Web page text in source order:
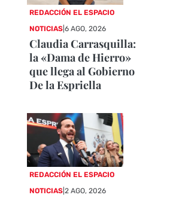
REDACCIÓN EL ESPACIO
NOTICIAS |6 AGO, 2026
Claudia Carrasquilla:
la «Dama de Hierro»
que llega al Gobierno
De la Espriella
REDACCIÓN EL ESPACIO
NOTICIAS |2 AGO, 2026